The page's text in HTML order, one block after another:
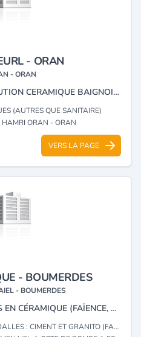
- ORAN
- ORAN
IMPORTATION ET DISTRIBUTION CERAMIQUE BAIGNOIRE SALLE DE BAIN SANITAIRE DALLE DE SOL MARQUE NOR ET MYR
(AUTRES QUE SANITAIRE)
HAMRI ORAN - ORAN
VERS LA PAGE
- BOUMERDES
- BOUMERDES
VENTE EN GROS PRODUITS EN CÉRAMIQUE (FAÏENCE, DALLE DE SOL).
: CIMENT ET GRANITO (FABRICATION)